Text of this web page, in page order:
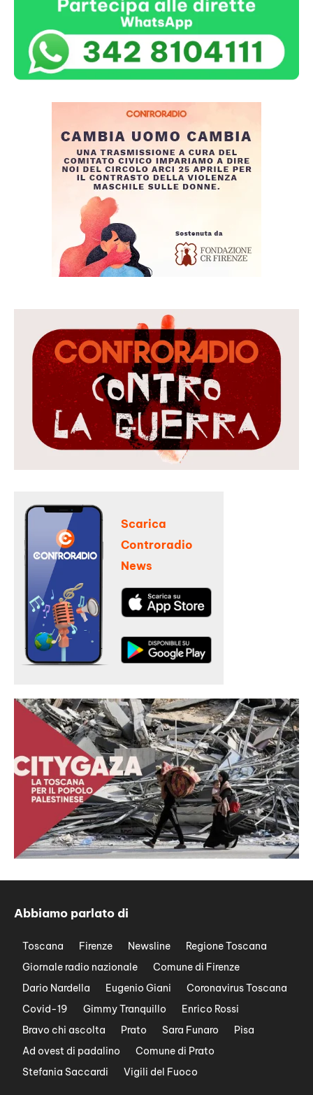
Scarica
Controradio
News
Abbiamo parlato di
Toscana Firenze Newsline
Regione Toscana
Giornale radio nazionale
Comune di Firenze
Dario Nardella
Eugenio Giani
Coronavirus Toscana
Covid-19
Gimmy Tranquillo
Enrico Rossi
Bravo chi ascolta
Prato Sara Funaro
Pisa
Ad ovest di padalino
Comune di Prato
Stefania Saccardi
Vigili del Fuoco